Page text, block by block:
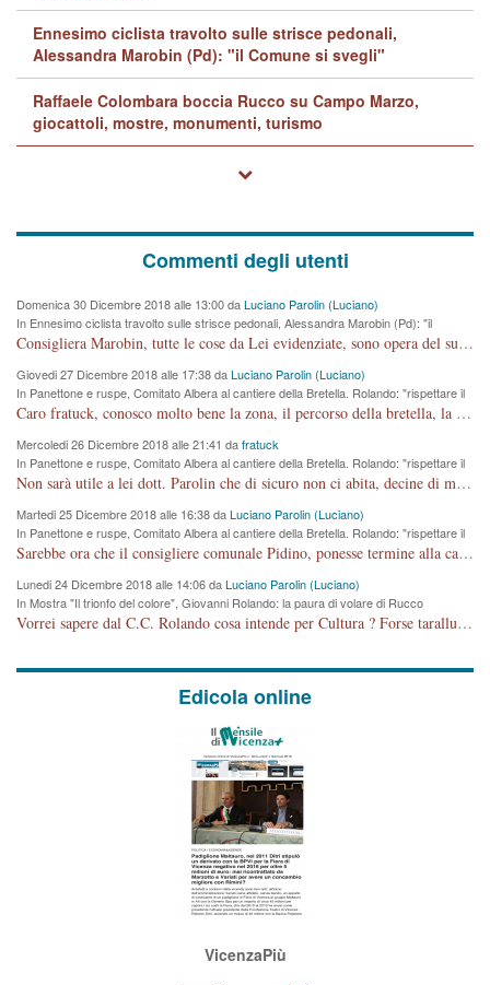
Ennesimo ciclista travolto sulle strisce pedonali,
Alessandra Marobin (Pd): "il Comune si svegli"
Raffaele Colombara boccia Rucco su Campo Marzo,
giocattoli, mostre, monumenti, turismo
Commenti degli utenti
Domenica 30 Dicembre 2018 alle 13:00 daLuciano Parolin (Luciano)
In Ennesimo ciclista travolto sulle strisce pedonali, Alessandra Marobin (Pd): "il
Comune si svegli"
Consigliera Marobin, tutte le cose da Lei evidenziate, sono opera del suo ex Assessore e compagno di Partito Antonio Marco Dalla Pozza Assessore alla "progettazione" di piste ciclabili e altre porcherie. A lui manderei il conto da saldare per incidenti e danni alle persone. E' ora che "finiamola." Avete perso rassegnatevi. qui IL SINDACO RUCCO NON C'ENTRA PER NIENTE. CAPITO!!!!!!!! Amen.
Giovedi 27 Dicembre 2018 alle 17:38 daLuciano Parolin (Luciano)
In Panettone e ruspe, Comitato Albera al cantiere della Bretella. Rolando: "rispettare il
cronoprogramma"
Caro fratuck, conosco molto bene la zona, il percorso della bretella, la situazione dei cittadini, abito in Viale Trento. A partire dal 2003 ho partecipato al Comitato di Maddalene pro bretella, e a riunioni propositive per apportare modifiche al progetto. Numerose mie foto del territorio sono arrivate a Roma, altri miei interventi (non graditi dalla Sx) sono stati pubblicati dal GdV, assieme ad altri come Ciro Asproso, ora favorevole alla bretella. Ho partecipato alla raccolta firme per la chiusura della strada x 5 giorni eseguita dal Sindaco Hullwech per sforamento 180 Micro/g. Pertanto come impegno per la tematica sono apposto con la coscienza. Ora il Progetto è partito, fine! Voglio dire che la nuova Giunta "comunale" non c'entra più. L'opera sarà "malauguratamente" eseguita, ma non con il mio placet. Il Consigliere Comunale dovrebbe capire che la campagna elettorale è finita, con buona pace di tutti. Quello che invece dovrebbe interessare è la proprietà della strada, dall'uscita autostradale Ovest, sino alla Rotatoria dell'Albara, vi sono tre possessori: Autostrade SpA; La Provincia, il Comune. Come la mettiamo per il futuro ? I costi, da 50 sono saliti a 100 milioni di € come dire 20 milioni a KM (!) da non credere. Comunque si farà. Ma nessuno canti Vittoria, anzi meglio non farne un ulteriore fatto "partitico" per questioni elettorali o di seggio. Se mi manda la sua mail, sono disponibile ad inviare i documenti e le foto sopra descritte. Con ossequi, Luciano Parolin
Mercoledi 26 Dicembre 2018 alle 21:41 dafratuck
In Panettone e ruspe, Comitato Albera al cantiere della Bretella. Rolando: "rispettare il
cronoprogramma"
Non sarà utile a lei dott. Parolin che di sicuro non ci abita, decine di migliaia di TIR, automobili e padroncini che passano quotidianamente per una strada appena rotabile, non è più possibile stendere i panni, attraversare la strada senza rischiare la morte, le case stanno crepando, i tempi sono cambiati e la bretella non passerà assolutamente per maddalene (ma cosa sta a dire?!), dia invece responsabilità a chi ha costruito tagliando la strada che doveva invece terminare a isola vicentina e non al moracchino lasciando Motta di Costabissara ancora in panne di traffico. I tempi sono cambiati dottore e se l'anagrafe della vita stagna nell'essere umano impressioni conservatrici, la società non le considera perchè va avanti, si industrializza e ha bisogno di infrastrutture e di sviluppo. Ultima considerazione, se è geloso di Rolando perchè vede in lui solo campagne politiche mentre si difendono i SOLI diritti dei cittadini, la preghiamo faccia considerazioni più appropriate. Saluti e complimenti per i suoi scritti.
Martedi 25 Dicembre 2018 alle 16:38 daLuciano Parolin (Luciano)
In Panettone e ruspe, Comitato Albera al cantiere della Bretella. Rolando: "rispettare il
cronoprogramma"
Sarebbe ora che il consigliere comunale Pidino, ponesse termine alla campagna elettorale nel territorio del suo seggio Villaggio del Sole. La tiraca è iniziata, distruggerà 6 km di prateria ovest della città, ricca di fonti e sorgenti d'acqua. I cittadini di Maddalene non avranno più Pace la notte. Molta colpa per la costruzione di questa Strada è proprio del signor Rolando,dei suoi gazebo mobili e che vuol far passare questa opera VANDALICA come progetto "utile" a chi ? Non è cosa seria sig. Rolando!
Lunedi 24 Dicembre 2018 alle 14:06 daLuciano Parolin (Luciano)
In Mostra "Il trionfo del colore", Giovanni Rolando: la paura di volare di Rucco
Vorrei sapere dal C.C. Rolando cosa intende per Cultura ? Forse tarallucci, vino e sagre, o spaghetti tricolori del PD ? Il continuo (s)parlare della mostra a Palazzo Chiericati caro consigliere DANNEGGIA FORTEMENTE l'immagine della città TUTTA e fa deviare i consensi che in RUSSIA (badi bene ex U.R.S.S.) sono ECCELLENTI. A livello artistico l'evento è di alta Valenza culturale, COMPITO di Tutta la Cittadinanza fare il possibile per propagandare l'iniziativa senza farne UN CASO PARTITICO come fa Lei da sempre. Meno Gazebo + Partecipazione! E così sia. Amen.
Edicola online
VicenzaPiù